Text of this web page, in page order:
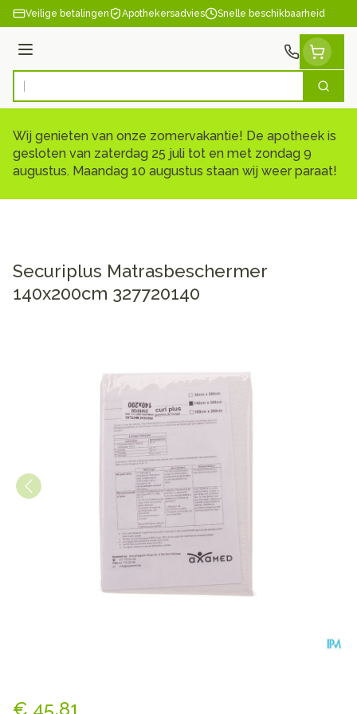
Ga naar de inhoud
Veilige betalingen Apothekersadvies Snelle beschikbaarheid
Menu
Product, merk, categorie... Zoek
Wij genieten van onze zomervakantie! De apotheek is
gesloten van zaterdag 25 juli tot en met zondag 9
augustus. Maandag 10 augustus staan wij weer paraat!
Securiplus Matrasbeschermer
140x200cm 327720140
€ 45,81